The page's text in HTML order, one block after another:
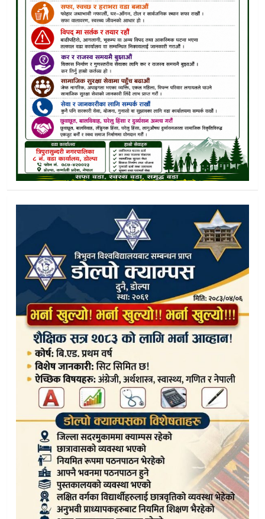
डोल्पाको ठूलीभेरी पूर्णखोप सुनिश्चितता तथा दिगोपना पालिका घोषित
डोल्पामा लागूऔषधसहित एक युवक पक्राउ, अनुसन्धान जारी
सीमा विवादभन्दा सहकार्यमा जोड :डोल्पा–रुकुम पूर्वबीच
डोल्पाको भगवती मन्दिरमा एक हजार वर्ष पुरानो जीवितै धान रोपाइँ
ब्रेक फेल हुँदा बोलेरो जिप दुर्घटना, ८ जना घाइते
भेडा–बाख्रा पकेट कार्यक्रमको सर्वपक्षीय अनुगमन, व्यावसायिक
त्रिपुरासुन्दरीमा १५ करोडको पूर्वाधार, गुणस्तरमा उठ्याे प्रश्न !
यार्सागुम्बा संकलनका क्रममा लेक लागेर जाजरकोटका एक जनाको
भेरी करिडोरका समस्या समाधान गर्न तीन जिल्लाको साझा प्रतिबद्धता
डोल्पामा १९औँ गणतन्त्र दिवस:अस्पताल विरामीलाई फलफूल
गणतन्त्र दिवसको पुर्वसन्ध्यामा दुनै बजारमा सरसफाइ
हिमाली सुनको खोजीमा डोल्पाका पाटन भरिभराउ
स्वास्थ्य बीमा बोर्डको भुक्तानी नआउँदा डोल्पा अस्पताल संकटमा
आर्थिक वर्षको अन्त्य नजिकिँदै :डोल्पामा विकास निर्माण र अनुदान
भीषण हावाहुरीले विद्यालयको छाना उड्यो, लाखौंको क्षति, खुला चौरमा
गहिरो प्रेम, बिछोडको पीडा र पछुतोको कथा बोकेको ‘पछुताउने भयौं’
त्रिपुरासुन्दरी कृषि शाखाद्वारा अनुदान कार्यक्रमकाे अनुगमन तीव्र
डोल्पामा निर्माणाधीन दुई ठूला जलविद्युत् आयोजना समयमै सम्पन्न गर्न
बजेटको बीचमै अनुदान काटिँदा स्थानीय विकास संकटमा
फुल्चिङ खानेपानी योजनाको दोस्रो सार्वजनिक परीक्षण तथा अनुगमन
थोरै जमिन, धेरै उत्पादन : डोल्पामा आधुनिक प्रविधिमा आधारित फुजि
एक लाख धराैटीमा रिहा भए डाेल्पा कांग्रेस उपसभापति शाही